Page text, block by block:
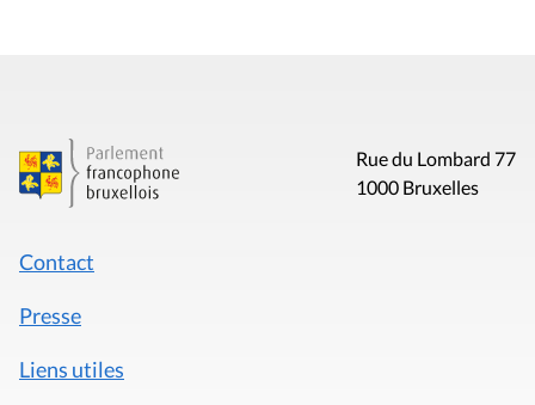
Rue du Lombard 77
1000 Bruxelles
Contact
Presse
Liens utiles